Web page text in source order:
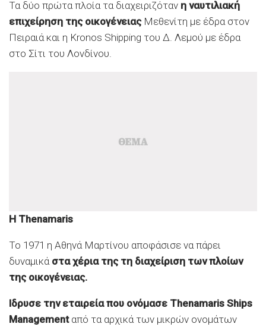
Τα δύο πρώτα πλοία τα διαχειριζόταν η ναυτιλιακή
επιχείρηση της οικογένειαςΜεθενίτη με έδρα στον
Πειραιά και η Kronos Shipping του Δ. Λεμού με έδρα
στο Σίτι του Λονδίνου.
Η Thenamaris
Το 1971 η Αθηνά Μαρτίνου αποφάσισε να πάρει
δυναμικά στα χέρια της τη διαχείριση των πλοίων
της οικογένειας.
Ιδρυσε την εταιρεία που ονόμασε Thenamaris Ships
Managementαπό τα αρχικά των μικρών ονομάτων